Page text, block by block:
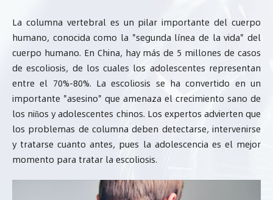
La columna vertebral es un pilar importante del cuerpo
humano, conocida como la "segunda línea de la vida" del
cuerpo humano. En China, hay más de 5 millones de casos
de escoliosis, de los cuales los adolescentes representan
entre el 70%-80%. La escoliosis se ha convertido en un
importante "asesino" que amenaza el crecimiento sano de
los niños y adolescentes chinos. Los expertos advierten que
los problemas de columna deben detectarse, intervenirse
y tratarse cuanto antes, pues la adolescencia es el mejor
momento para tratar la escoliosis.